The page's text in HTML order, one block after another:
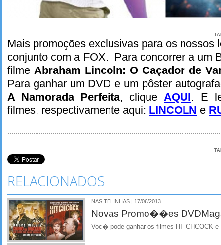
Mais promoções exclusivas para os nossos
conjunto com a FOX. Para concorrer a um
filme Abraham Lincoln: O Caçador de
Para ganhar um DVD e um pôster
A Namorada Perfeita, cliqueAQUI. E
filmes, respectivamente aqui: LINCOLN e
RELACIONADOS
NAS TELINHAS | 17/06/2013
Novas Promo��es
Voc� pode ganhar os filmes HITCHCOCK e